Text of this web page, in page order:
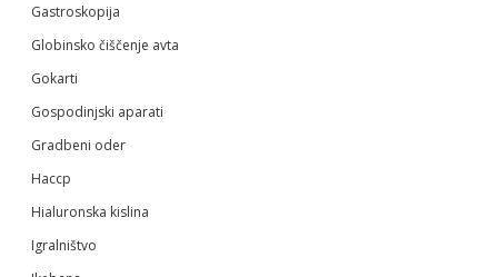
Gastroskopija
Globinsko čiščenje avta
Gokarti
Gospodinjski aparati
Gradbeni oder
Haccp
Hialuronska kislina
Igralništvo